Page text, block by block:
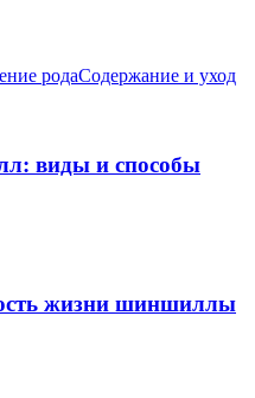
родаСодержание и уход
виды и способы
жизни шиншиллы